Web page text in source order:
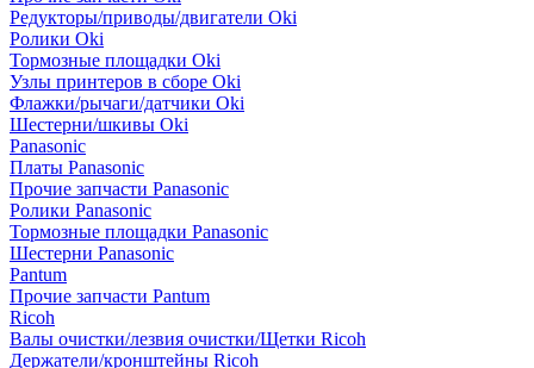
Редукторы/приводы/двигатели Oki
Ролики Oki
Тормозные площадки Oki
Узлы принтеров в сборе Oki
Флажки/рычаги/датчики Oki
Шестерни/шкивы Oki
Panasonic
Платы Panasonic
Прочие запчасти Panasonic
Ролики Panasonic
Тормозные площадки Panasonic
Шестерни Panasonic
Pantum
Прочие запчасти Pantum
Ricoh
Валы очистки/лезвия очистки/Щетки Ricoh
Держатели/кронштейны Ricoh